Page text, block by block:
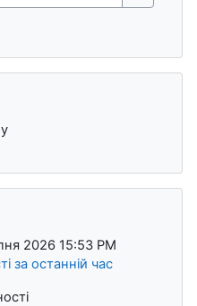
Знайти
2026 15:53 PM
за останній час